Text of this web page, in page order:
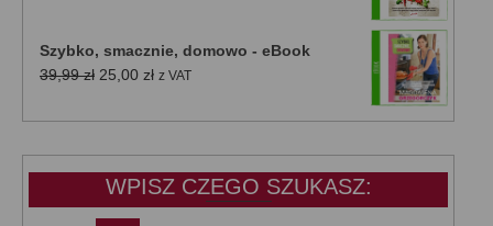
39,99 zł.25,00 zł.
Szybko, smacznie, domowo - eBook
39,99zł Pierwotna
wynosiła:
25,00 złAktualna
wynosi:
z VAT
WPISZ CZEGO SZUKASZ: